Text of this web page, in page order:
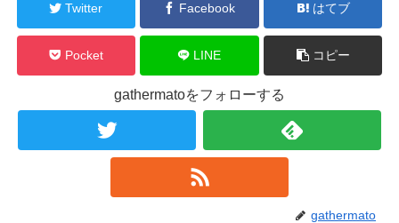
Twitter Facebook はてブ
Pocket LINE コピー
gathermatoをフォローする
gathermato